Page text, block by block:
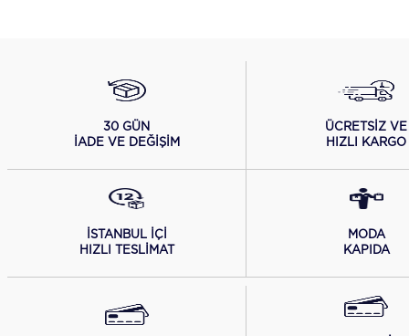
30 GÜN
İADE VE DEĞİŞİM
ÜCRETSİZ VE
HIZLI KARGO
İSTANBUL İÇİ
HIZLI TESLİMAT
MODA
KAPIDA